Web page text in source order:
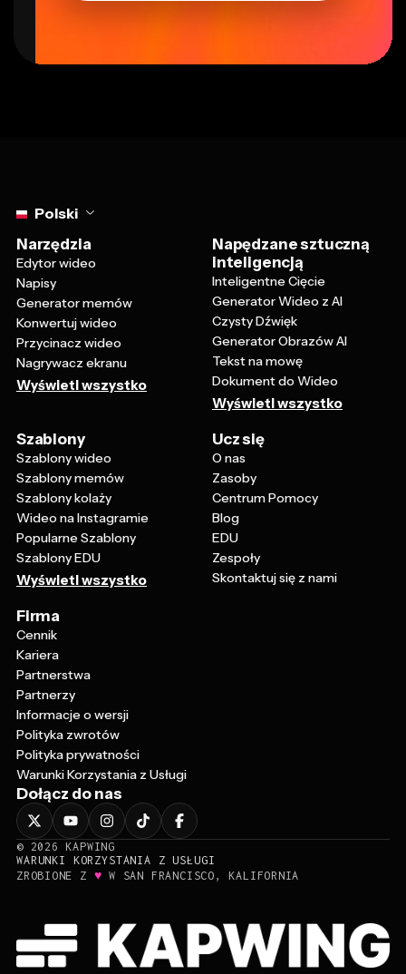
Polski
Narzędzia
Edytor wideo
Napisy
Generator memów
Konwertuj wideo
Przycinacz wideo
Nagrywacz ekranu
Wyświetl wszystko
Napędzane sztuczną
inteligencją
Inteligentne Cięcie
Generator Wideo z AI
Czysty Dźwięk
Generator Obrazów AI
Tekst na mowę
Dokument do Wideo
Wyświetl wszystko
Szablony
Szablony wideo
Szablony memów
Szablony kolaży
Wideo na Instagramie
Popularne Szablony
Szablony EDU
Wyświetl wszystko
Ucz się
O nas
Zasoby
Centrum Pomocy
Blog
EDU
Zespoły
Skontaktuj się z nami
Firma
Cennik
Kariera
Partnerstwa
Partnerzy
Informacje o wersji
Polityka zwrotów
Polityka prywatności
Warunki Korzystania z Usługi
Dołącz do nas
© 2026
KAPWING
WARUNKI KORZYSTANIA Z USŁUGI
ZROBIONE Z ♥ W SAN FRANCISCO, KALIFORNIA